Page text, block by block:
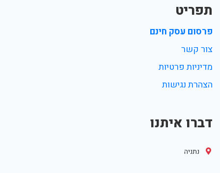
תפריט
פרסום עסק חינם
צור קשר
מדיניות פרטיות
הצהרת נגישות
דברו איתנו
נתניה